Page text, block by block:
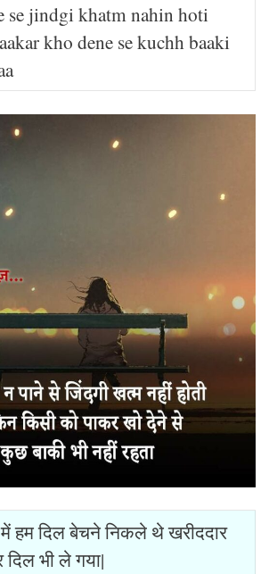
se jindgi khatm nahin hoti
kho dene se kuchh baaki
हम दिल बेचने निकले थे खरीददार
दिल भी ले गया|